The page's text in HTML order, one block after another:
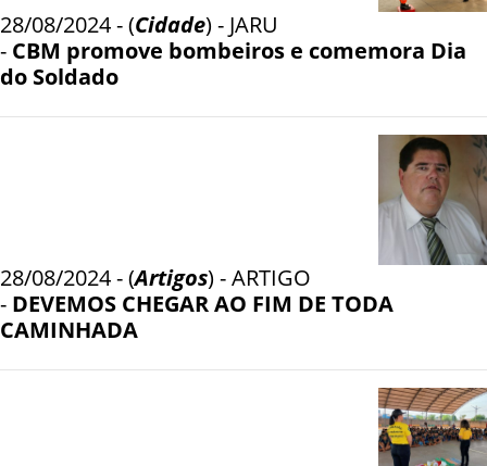
28/08/2024 - (Cidade) - JARU
- CBM promove bombeiros e comemora Dia
do Soldado
28/08/2024 - (Artigos) - ARTIGO
- DEVEMOS CHEGAR AO FIM DE TODA
CAMINHADA